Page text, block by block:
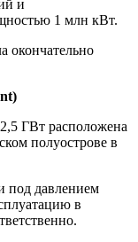
и
1 млн кВт.
окончательно
ГВт расположена
полуострове в
под давлением
в